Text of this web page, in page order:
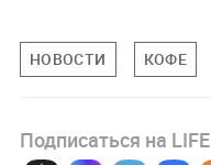
НОВОСТИ КОФЕ
Подписаться на LIFE